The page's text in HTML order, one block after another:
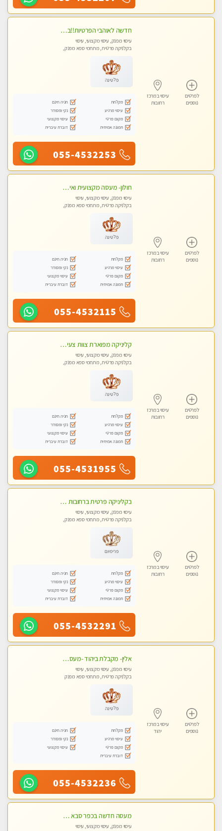
לפרטים
נוספים
עיסוי במרכז
רחובות
חדשה לאוהבי הפרטיות!!בראשון לציון! מעסה vip מפנקת בקליניקה פרטית לחלוטין!!! לבד! לרציניים בלבד! מומלץ!
עיסוי מפנק, עיסוי מקצועי, עיסוי
בקלניקה פרטית, מתחמי ספא מפנק,
פלטינה
מקלחת
חניה חינם
עיסוי מרגיע
נקי ומסודר
מקום פרטי
עיסוי מקצועי
תמונה אמיתית
דוברת עיברית
055-4532253
לפרטים
נוספים
עיסוי במרכז
רחובות
חולון- מעסה מקצועית ואיכותי
עיסוי מפנק, עיסוי מקצועי, עיסוי
בקלניקה פרטית, מתחמי ספא מפנק,
פלטינה
מקלחת
חניה חינם
עיסוי מרגיע
נקי ומסודר
מקום פרטי
עיסוי מקצועי
תמונה אמיתית
דוברת עיברית
055-4532115
לפרטים
נוספים
עיסוי במרכז
רחובות
קליניקה מפוארת צוות צעיר ומקצועי לעיסוי VIP באווירה חמה ונעימה מומלץ ביותר! חוויה מפנקת מאוד ... ללא מין !!
עיסוי מפנק, עיסוי מקצועי, עיסוי
בקלניקה פרטית, מתחמי ספא מפנק,
פלטינה
מקלחת
חניה חינם
עיסוי מרגיע
נקי ומסודר
מקום פרטי
עיסוי מקצועי
תמונה אמיתית
דוברת עיברית
055-4531955
לפרטים
נוספים
עיסוי במרכז
רחובות
בקליניקה פרטית ברחובות כל סוגי העיסויים מעסה מקצועית ואיכותית פרטי!!
עיסוי מפנק, עיסוי מקצועי, עיסוי
בקלניקה פרטית, מתחמי ספא מפנק,
פרימיום
מקלחת
חניה חינם
עיסוי מרגיע
נקי ומסודר
מקום פרטי
עיסוי מקצועי
תמונה אמיתית
דוברת עיברית
055-4532291
לפרטים
נוספים
עיסוי במרכז
יהוד
אלין- מקבלת ביהוד -מעסה פרטית ואיכותית לבד ביהוד . עיסוי מפנק אצלי ביהוד
עיסוי מפנק, עיסוי מקצועי, עיסוי
בקלניקה פרטית, מתחמי ספא מפנק
פלטינה
מקלחת
חניה חינם
עיסוי מרגיע
נקי ומסודר
מקום פרטי
עיסוי מקצועי
דוברת עיברית
055-4532236
מעסה חדשה בכפר סבא איכותית מקצועית ומפנקת מאוד חדשה מעסה צעירה ואלופה לעיסוי מפנק מומלץ מאוד ....פרטי!!
עיסוי מפנק, עיסוי מקצועי, עיסוי